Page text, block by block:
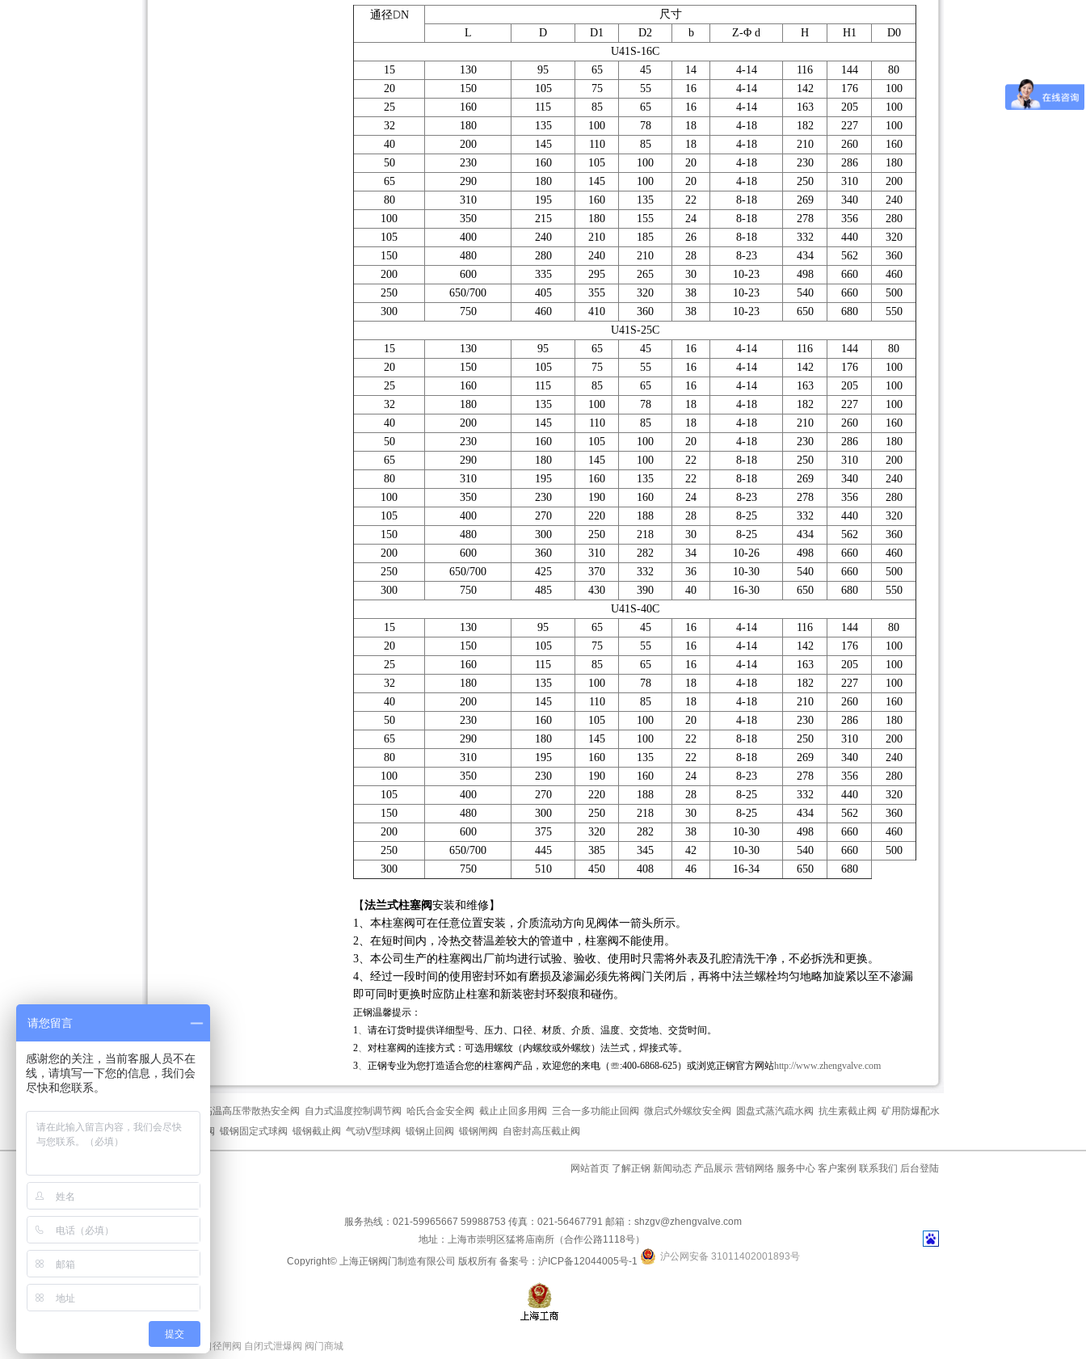
通径DN
尺寸
L
D D1 D2 b Z-Φ d H H1
D0
U41S-16C
15
130 95 65 45 14 4-14 116 144
80
20
150 105 75 55 16 4-14 142 176
100
25
160 115 85 65 16 4-14 163 205
100
32
180 135 100 78 18 4-18 182 227
100
40
200 145 110 85 18 4-18 210 260
160
50
230 160 105 100 20 4-18 230 286
180
65
290 180 145 100 20 4-18 250 310
200
80
310 195 160 135 22 8-18 269 340
240
100
350 215 180 155 24 8-18 278 356
280
105
400 240 210 185 26 8-18 332 440
320
150
480 280 240 210 28 8-23 434 562
360
200
600 335 295 265 30 10-23 498 660
460
250
650/700 405 355 320 38 10-23 540 660
500
300
750 460 410 360 38 10-23 650 680
550
U41S-25C
15
130 95 65 45 16 4-14 116 144
80
20
150 105 75 55 16 4-14 142 176
100
25
160 115 85 65 16 4-14 163 205
100
32
180 135 100 78 18 4-18 182 227
100
40
200 145 110 85 18 4-18 210 260
160
50
230 160 105 100 20 4-18 230 286
180
65
290 180 145 100 22 8-18 250 310
200
80
310 195 160 135 22 8-18 269 340
240
100
350 230 190 160 24 8-23 278 356
280
105
400 270 220 188 28 8-25 332 440
320
150
480 300 250 218 30 8-25 434 562
360
200
600 360 310 282 34 10-26 498 660
460
250
650/700 425 370 332 36 10-30 540 660 500
300
750 485 430 390 40 16-30 650 680
550
U41S-40C
15
130 95 65 45 16 4-14 116 144
80
20
150 105 75 55 16 4-14 142 176
100
25
160 115 85 65 16 4-14 163 205
100
32
180 135 100 78 18 4-18 182 227
100
40
200 145 110 85 18 4-18 210 260
160
50
230 160 105 100 20 4-18 230 286
180
65
290 180 145 100 22 8-18 250 310
200
80
310 195 160 135 22 8-18 269 340
240
100
350 230 190 160 24 8-23 278 356
280
105
400 270 220 188 28 8-25 332 440
320
150
480 300 250 218 30 8-25 434 562
360
200
600 375 320 282 38 10-30 498 660
460
250
650/700 445 385 345 42 10-30 540 660
500
300
750 510 450 408 46 16-34 650 680
【法兰式柱塞阀安装和维修】
1、本柱塞阀可在任意位置安装，介质流动方向见阀体一箭头所示。
2、在短时间内，冷热交替温差较大的管道中，柱塞阀不能使用。
3、本公司生产的柱塞阀出厂前均进行试验、验收、使用时只需将外表及孔腔清洗干净，不必拆洗和更换。
4、经过一段时间的使用密封环如有磨损及渗漏必须先将阀门关闭后，再将中法兰螺栓均匀地略加旋紧以至不渗漏
即可同时更换时应防止柱塞和新装密封环裂痕和碰伤。
正钢温馨提示：
1、 请在订货时提供详细型号、压力、口径、材质、介质、温度、交货地、交货时间。
2、 对柱塞阀的连接方式：可选用螺纹（内螺纹或外螺纹）法兰式，焊接式等。
3、 正钢专业为您打造适合您的柱塞阀产品，欢迎您的来电（☏:400-6868-625） 或浏览正钢官方网站http://www.zhengvalve.com
热门关键字： 高温高压带散热安全阀 自力式温度控制调节阀 哈氏合金安全阀 截止止回多用阀 三合一多功能止回阀 微启式外螺纹安全阀 圆盘式蒸汽疏水阀 抗生素截止阀 矿用防爆配水
闸阀 安全回流阀 锻钢固定式球阀 锻钢截止阀 气动V型球阀 锻钢止回阀 锻钢闸阀 自密封高压截止阀
网站首页 了解正钢 新闻动态 产品展示 营销网络 服务中心 客户案例 联系我们 后台登陆
服务热线：021-59965667 59988753 传真：021-56467791 邮箱：shzgv@zhengvalve.com
地址：上海市崇明区猛将庙南所（合作公路1118号）
Copyright© 上海正钢阀门制造有限公司 版权所有 备案号：沪ICP备12044005号-1
沪公网安备 31011402001893号
友情链接：大口径闸阀 自闭式泄爆阀 阀门商城
请您留言
感谢您的关注，当前客服人员不在
线，请填写一下您的信息，我们会
尽快和您联系。
提交